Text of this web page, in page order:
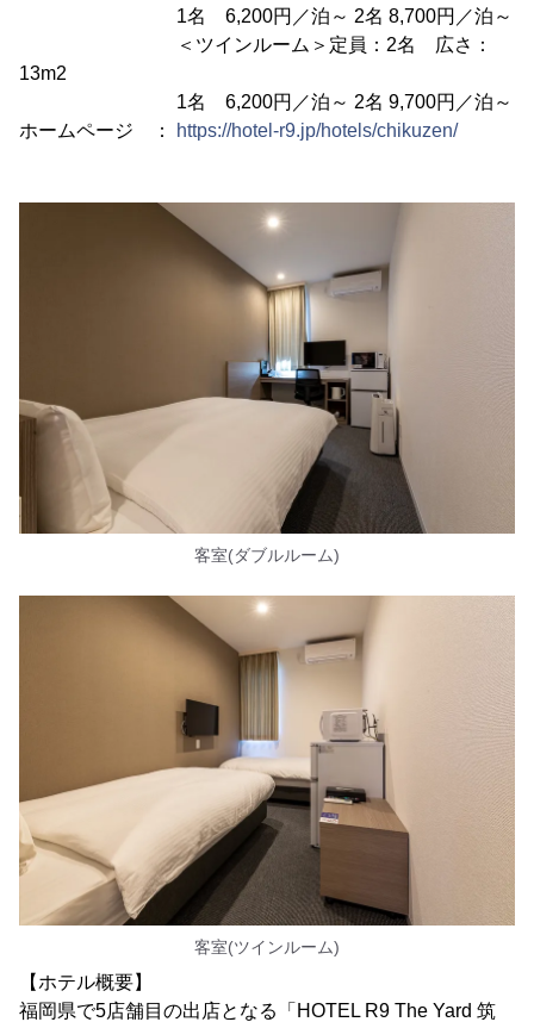
1名 6,200円／泊～ 2名 8,700円／泊～
＜ツインルーム＞定員：2名 広さ：
13m2
1名 6,200円／泊～ 2名 9,700円／泊～
ホームページ ：
https://hotel-r9.jp/hotels/chikuzen/
客室(ダブルルーム)
客室(ツインルーム)
【ホテル概要】
福岡県で5店舗目の出店となる「HOTEL R9 The Yard 筑